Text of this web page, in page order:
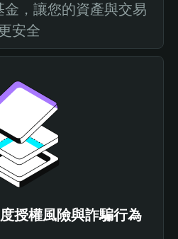
，讓您的資產與交易
安全
授權風險與詐騙行為